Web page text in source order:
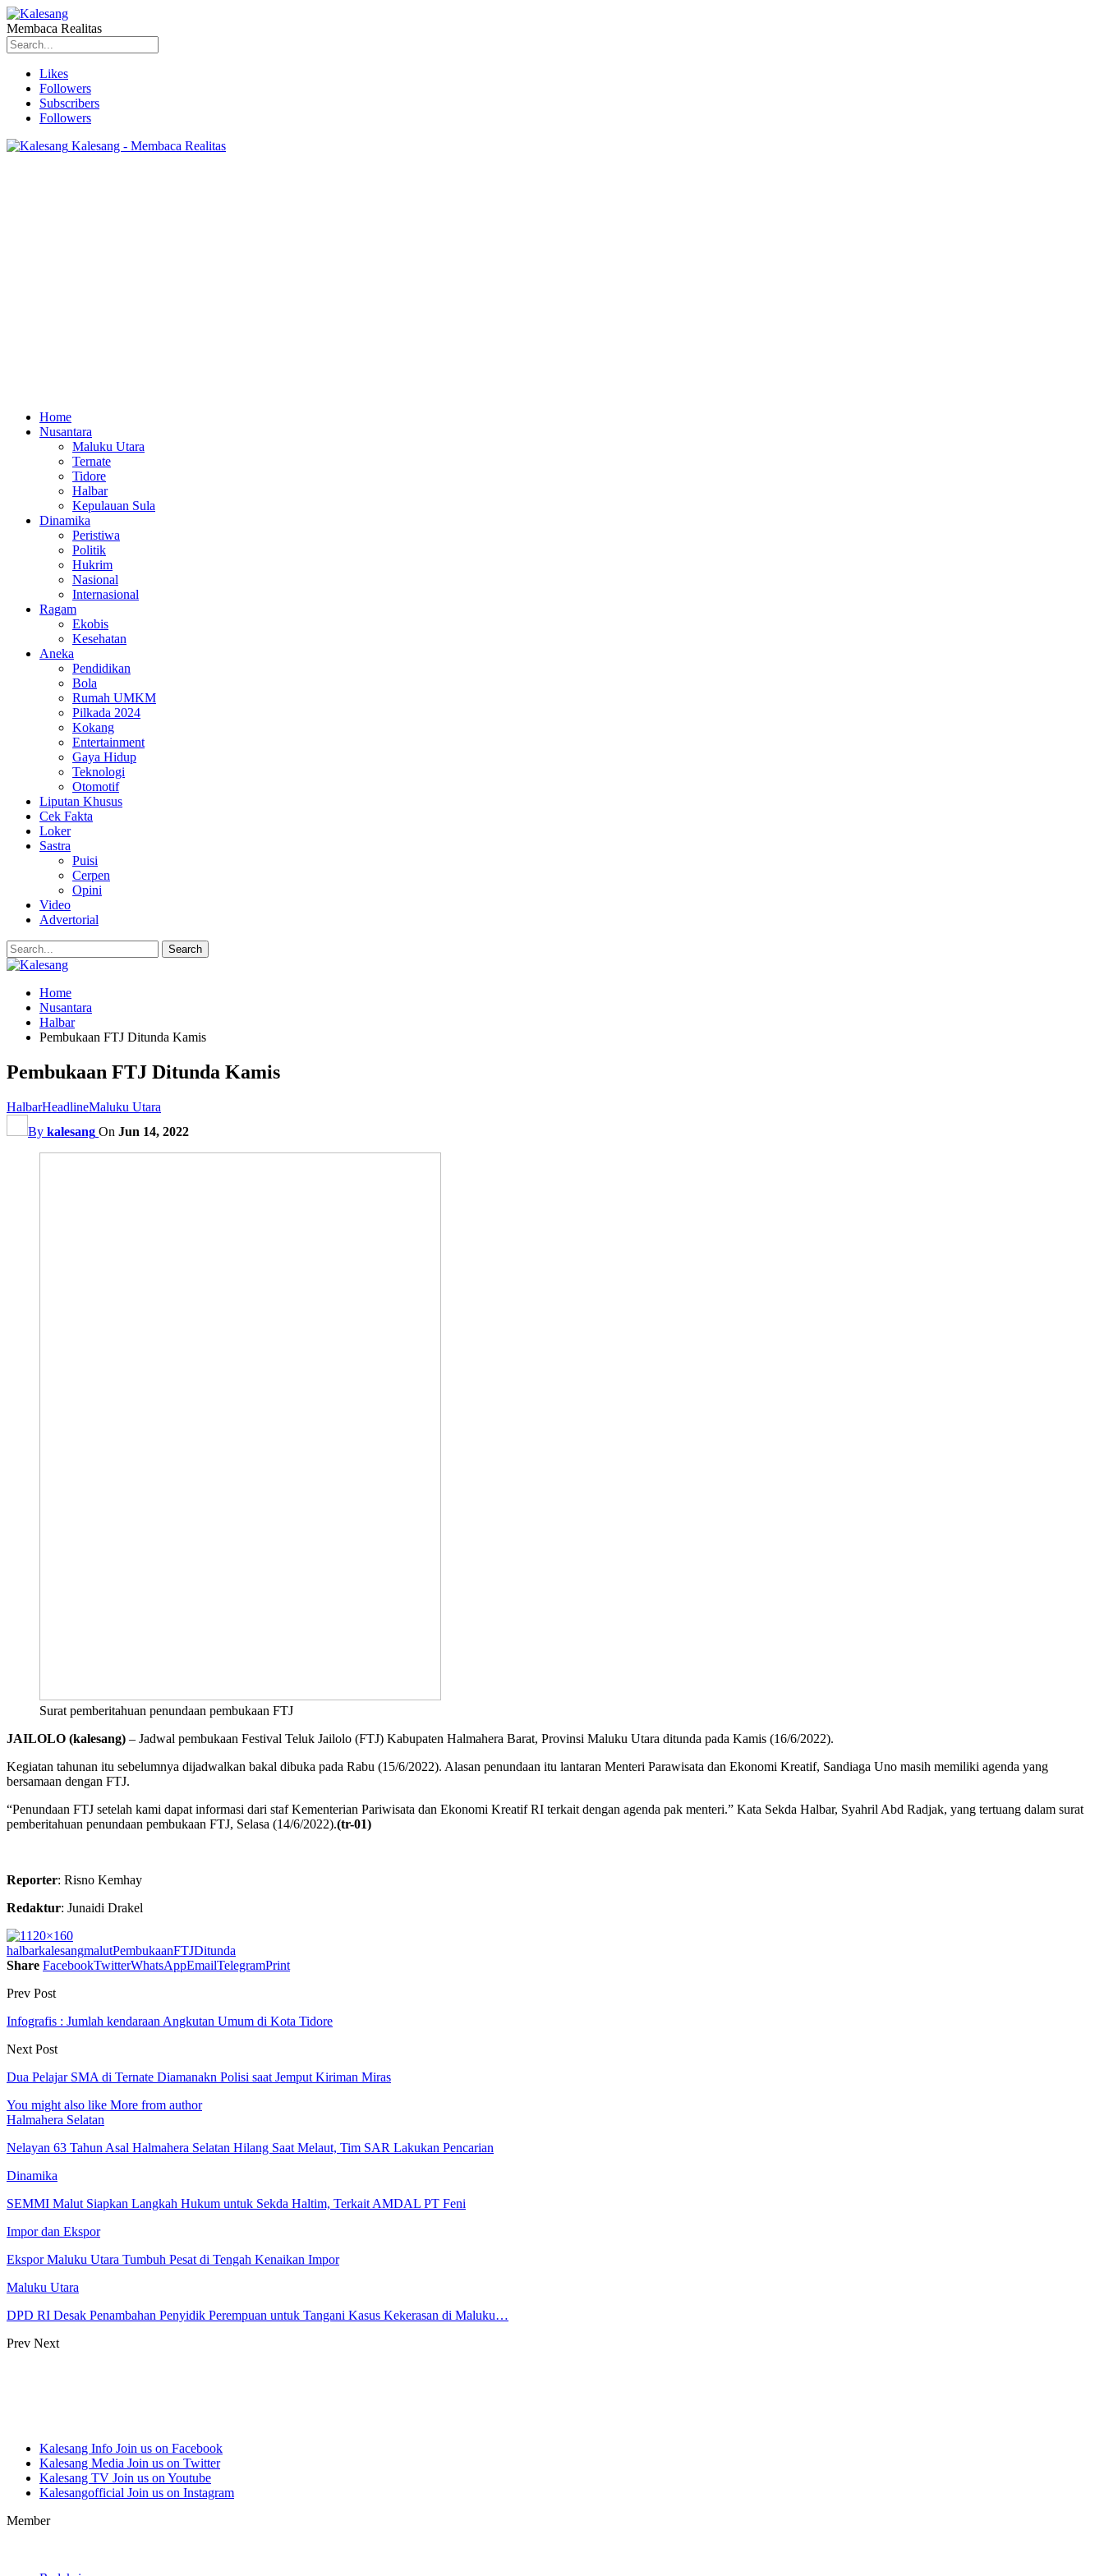
Membaca Realitas
Likes
Followers
Subscribers
Followers
Kalesang - Membaca Realitas
Home
Nusantara
Maluku Utara
Ternate
Tidore
Halbar
Kepulauan Sula
Dinamika
Peristiwa
Politik
Hukrim
Nasional
Internasional
Ragam
Ekobis
Kesehatan
Aneka
Pendidikan
Bola
Rumah UMKM
Pilkada 2024
Kokang
Entertainment
Gaya Hidup
Teknologi
Otomotif
Liputan Khusus
Cek Fakta
Loker
Sastra
Puisi
Cerpen
Opini
Video
Advertorial
Home
Nusantara
Halbar
Pembukaan FTJ Ditunda Kamis
Pembukaan FTJ Ditunda Kamis
HalbarHeadlineMaluku Utara
By kalesang On Jun 14, 2022
Surat pemberitahuan penundaan pembukaan FTJ
JAILOLO (kalesang) – Jadwal pembukaan Festival Teluk Jailolo (FTJ) Kabupaten Halmahera Barat, Provinsi Maluku Utara ditunda pada Kamis (16/6/2022).
Kegiatan tahunan itu sebelumnya dijadwalkan bakal dibuka pada Rabu (15/6/2022). Alasan penundaan itu lantaran Menteri Parawisata dan Ekonomi Kreatif, Sandiaga Uno masih memiliki agenda yang
bersamaan dengan FTJ.
“Penundaan FTJ setelah kami dapat informasi dari staf Kementerian Pariwisata dan Ekonomi Kreatif RI terkait dengan agenda pak menteri.” Kata Sekda Halbar, Syahril Abd Radjak, yang tertuang dalam surat
pemberitahuan penundaan pembukaan FTJ, Selasa (14/6/2022).(tr-01)
Reporter: Risno Kemhay
Redaktur: Junaidi Drakel
halbarkalesangmalutPembukaanFTJDitunda
Share FacebookTwitterWhatsAppEmailTelegramPrint
Prev Post
Infografis : Jumlah kendaraan Angkutan Umum di Kota Tidore
Next Post
Dua Pelajar SMA di Ternate Diamanakn Polisi saat Jemput Kiriman Miras
You might also like More from author
Halmahera Selatan
Nelayan 63 Tahun Asal Halmahera Selatan Hilang Saat Melaut, Tim SAR Lakukan Pencarian
Dinamika
SEMMI Malut Siapkan Langkah Hukum untuk Sekda Haltim, Terkait AMDAL PT Feni
Impor dan Ekspor
Ekspor Maluku Utara Tumbuh Pesat di Tengah Kenaikan Impor
Maluku Utara
DPD RI Desak Penambahan Penyidik Perempuan untuk Tangani Kasus Kekerasan di Maluku…
Prev Next
Kalesang Info Join us on Facebook
Kalesang Media Join us on Twitter
Kalesang TV Join us on Youtube
Kalesangofficial Join us on Instagram
Member